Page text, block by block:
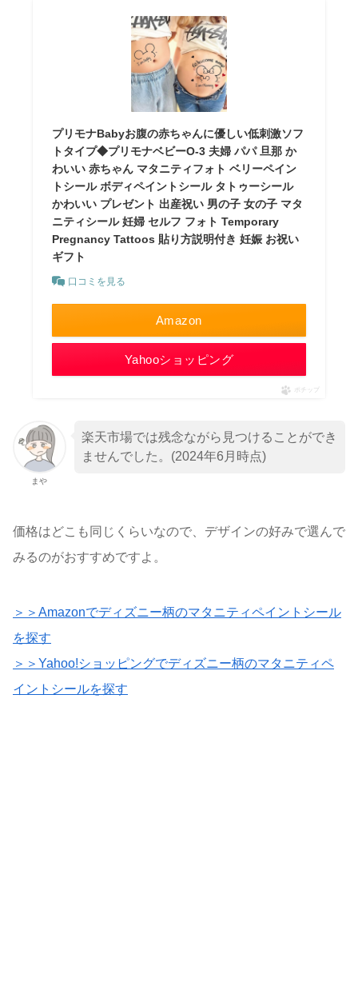
プリモナBabyお腹の赤ちゃんに優しい低刺激ソフ
トタイプ◆プリモナベビーO-3 夫婦 パパ 旦那 か
わいい 赤ちゃん マタニティフォト ベリーペイン
トシール ボディペイントシール タトゥーシール
かわいい プレゼント 出産祝い 男の子 女の子 マタ
ニティシール 妊婦 セルフ フォト Temporary
Pregnancy Tattoos 貼り方説明付き 妊娠 お祝い
ギフト
口コミを見る
Amazon
Yahooショッピング
ポチップ
まや
楽天市場では残念ながら見つけることができ
ませんでした。(2024年6月時点)
価格はどこも同じくらいなので、デザインの好みで選んで
みるのがおすすめですよ。
＞＞Amazonでディズニー柄のマタニティペイントシール
を探す
＞＞Yahoo!ショッピングでディズニー柄のマタニティペ
イントシールを探す